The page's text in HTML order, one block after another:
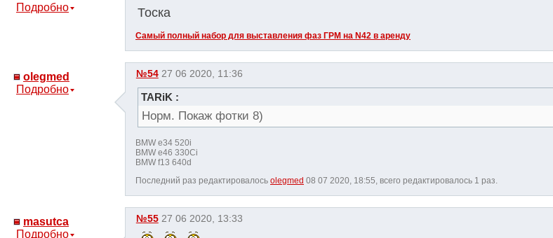
Подробно Тоска
Самый полный набор для выставления фаз ГРМ на N42 в аренду
olegmed
Подробно
№54 27 06 2020, 11:36
TARiK :
Норм. Покаж фотки 8)
BMW e34 520i
BMW e46 330Ci
BMW f13 640d
Последний раз редактировалось olegmed 08 07 2020, 18:55, всего редактировалось 1 раз.
masutca
Подробно
№55 27 06 2020, 13:33